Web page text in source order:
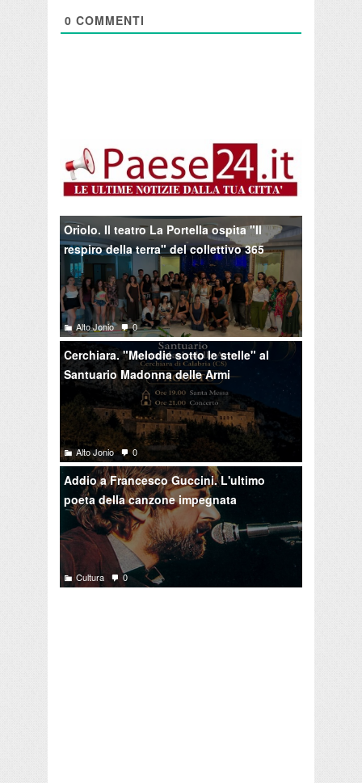
0 COMMENTI
Oriolo. Il teatro La Portella ospita "Il
respiro della terra" del collettivo 365
Alto Jonio 0
Cerchiara. "Melodie sotto le stelle" al
Santuario Madonna delle Armi
Alto Jonio 0
Addio a Francesco Guccini. L'ultimo
poeta della canzone impegnata
Cultura 0